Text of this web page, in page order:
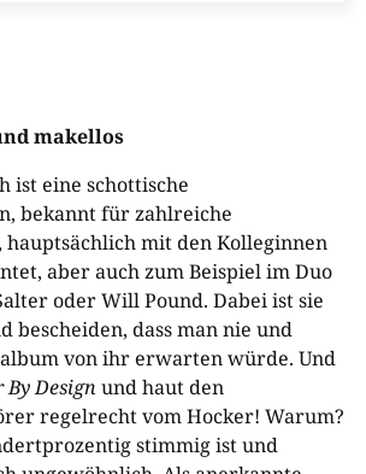
makellos
ist eine schottische
bekannt für zahlreiche
mit den Kolleginnen
aber auch zum Beispiel im Duo
oder Will Pound. Dabei ist sie
bescheiden, dass man nie und
von ihr erwarten würde. Und
By Design und haut den
regelrecht vom Hocker! Warum?
stimmig ist und